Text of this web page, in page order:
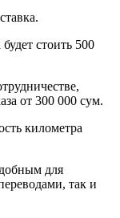
будет стоить 500
от 300 000 сум.
километра
для
так и